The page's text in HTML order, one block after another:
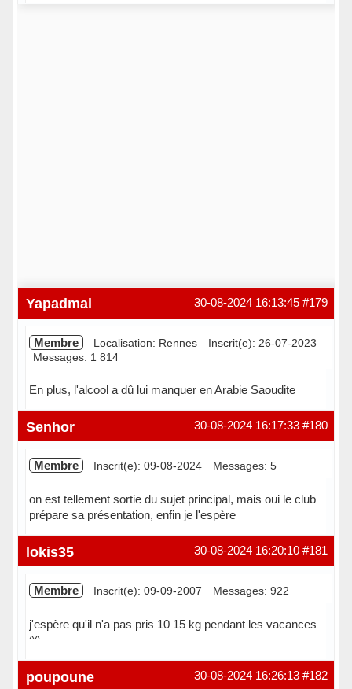
#179
30-08-2024 16:13:45
Yapadmal
Membre Localisation: Rennes
Inscrit(e): 26-07-2023
Messages: 1 814
En plus, l'alcool a dû lui manquer en Arabie Saoudite
Hors ligne #180
30-08-2024 16:17:33
Senhor
Membre Inscrit(e): 09-08-2024 Messages: 5
on est tellement sortie du sujet principal, mais oui le club
prépare sa présentation, enfin je l'espère
Hors ligne #181
30-08-2024 16:20:10
lokis35
Membre Inscrit(e): 09-09-2007 Messages: 922
j'espère qu'il n'a pas pris 10 15 kg pendant les vacances
^^
Hors ligne #182
30-08-2024 16:26:13
poupoune